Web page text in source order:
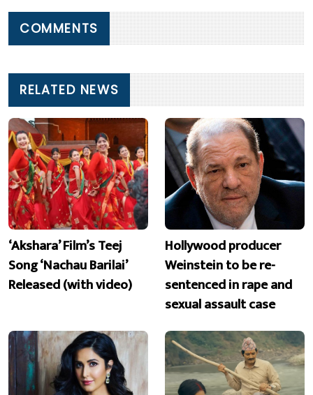
COMMENTS
RELATED NEWS
‘Akshara’ Film’s Teej
Song ‘Nachau Barilai’
Released (with video)
Hollywood producer
Weinstein to be re-
sentenced in rape and
sexual assault case